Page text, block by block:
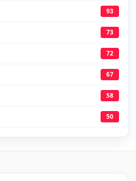
93
73
72
67
58
50